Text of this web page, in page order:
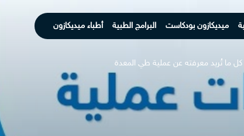
ميديكازون بودكاست البرامج الطبية أطباء ميديكازون
كل ما تُريد معرفته عن عملية طي المعدة